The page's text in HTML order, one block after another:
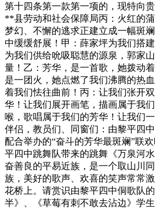
第十四条第一款第一项的，现特向
**县劳动和社会保障局丙：火红的
梦幻、不懈的逃求正建立成一幅斑
中缓缓舒展！甲：薛家坪为我们搭
为我们供给吮吸聪慧的源泉，郭家
量！乙：芳华，是一首歌，她拨动
是一团火，她点燃了我们沸腾的热
着我们怯往曲前！丙：让我们张开
华！让我们展开画笔，描画属于我
喉，歌唱属于我们的芳华！让我们
伴侣，教员们、同窗们：由黎平四
配合举办的“奋斗的芳华最斑斓”联
平四中跳舞队带来的跳舞《万泉河
奋善良的平易近族，是一个取山川
族，美好的歌声、欢喜的笑声常常
花桥上。请赏识由黎平四中侗歌队
半》、《草莓有刺不敢去沾边》学